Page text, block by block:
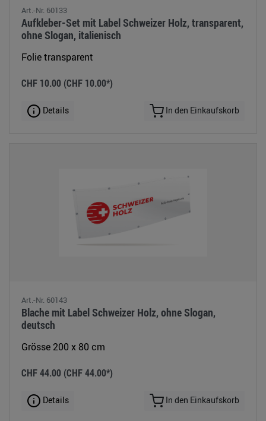
Art.-Nr. 60133
Aufkleber-Set mit Label Schweizer Holz, transparent,
ohne Slogan, italienisch
Folie transparent
CHF 10.00 (CHF 10.00*)
Details In den Einkaufskorb
Art.-Nr. 60143
Blache mit Label Schweizer Holz, ohne Slogan,
deutsch
Grösse 200 x 80 cm
CHF 44.00 (CHF 44.00*)
Details In den Einkaufskorb